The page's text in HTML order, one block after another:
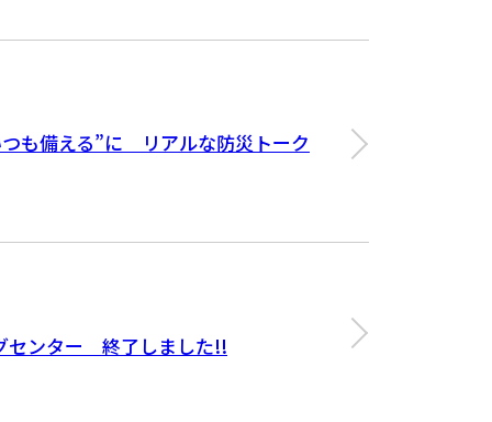
つも備える”に リアルな防災トーク
センター 終了しました!!